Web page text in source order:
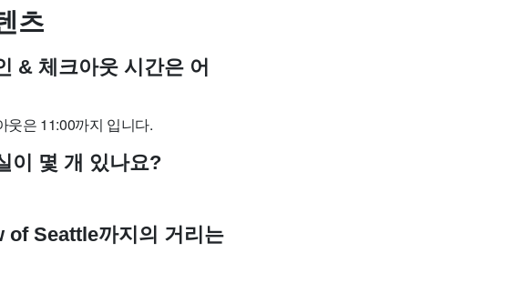
츠
& 체크아웃 시간은 어
웃은 11:00까지 입니다.
이 몇 개 있나요?
of Seattle까지의 거리는